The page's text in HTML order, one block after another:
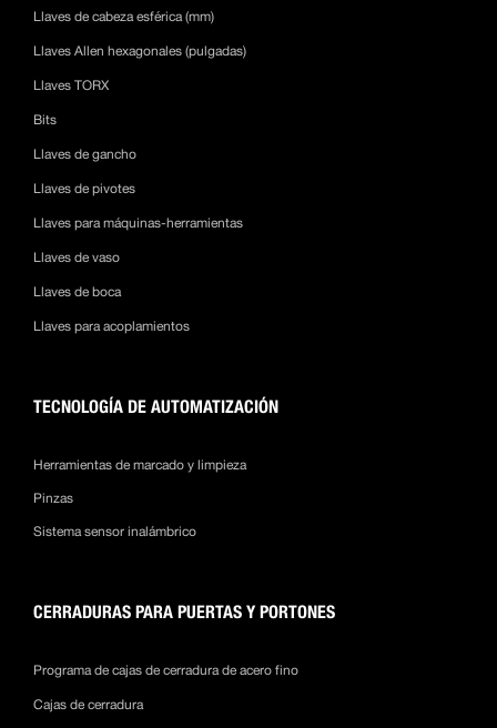
Llaves de cabeza esférica (mm)
Llaves Allen hexagonales (pulgadas)
Llaves TORX
Bits
Llaves de gancho
Llaves de pivotes
Llaves para máquinas-herramientas
Llaves de vaso
Llaves de boca
Llaves para acoplamientos
TECNOLOGÍA DE AUTOMATIZACIÓN
Herramientas de marcado y limpieza
Pinzas
Sistema sensor inalámbrico
CERRADURAS PARA PUERTAS Y PORTONES
Programa de cajas de cerradura de acero fino
Cajas de cerradura